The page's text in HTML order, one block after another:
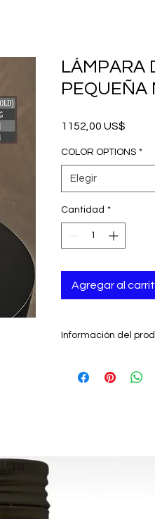
LÁMPARA
PEQUEÑA
1152,00 US$
COLOR OPTIONS *
Elegir
Cantidad *
Agregar al
Información del
- Hecho a mano en